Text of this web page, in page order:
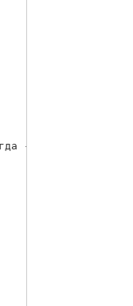
- несколько.